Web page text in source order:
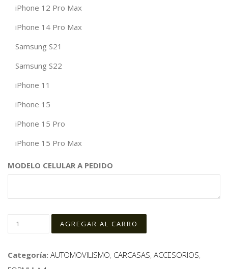
iPhone 12 Pro Max
iPhone 14 Pro Max
Samsung S21
Samsung S22
iPhone 11
iPhone 15
iPhone 15 Pro
iPhone 15 Pro Max
MODELO CELULAR A PEDIDO
Categoría: AUTOMOVILISMO, CARCASAS, ACCESORIOS,